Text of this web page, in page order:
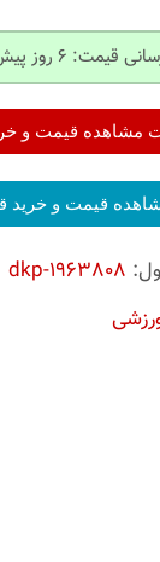
قیمت: 6 روز پیش
مشاهده قیمت و
قیمت و خرید
dkp-1963808